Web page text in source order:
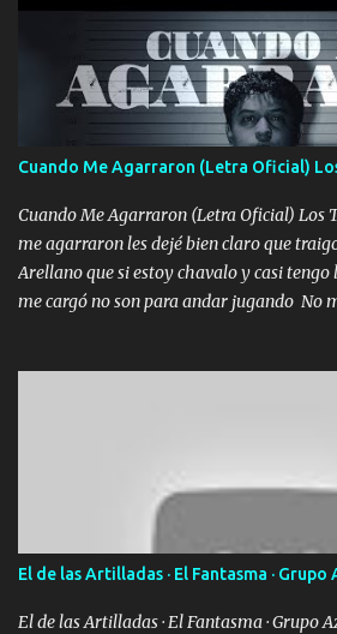
coronamos Se jala los marciales Y sus
Un gallardo me prendo Para agarrar el
tranquilizando Tomense un buen trago Y
los versos que voy cantando (Music) A
se atora Pero nunca le aflojamos Ya me
aunque ustedes no sepan Pero la vida es
echarle chingazos Y seguir trabajando
Cuando Me Agarraron (Letra Oficial)
Cuando Me Agarraron (Letra Oficial) Los
me agarraron les dejé bien claro que
Arellano que si estoy chavalo y casi tengo
me cargó no son para andar jugando No
Ando en la colonia bien acelerado traigo
fallado para mi compadre mandó un
Especial sabe que lo apreciamos En los
tomando con mujeres hermosas y
bien cuidado bien atrabancado y a los que
El de las Artilladas · El Fantasma ·
El de las Artilladas · El Fantasma · Grupo